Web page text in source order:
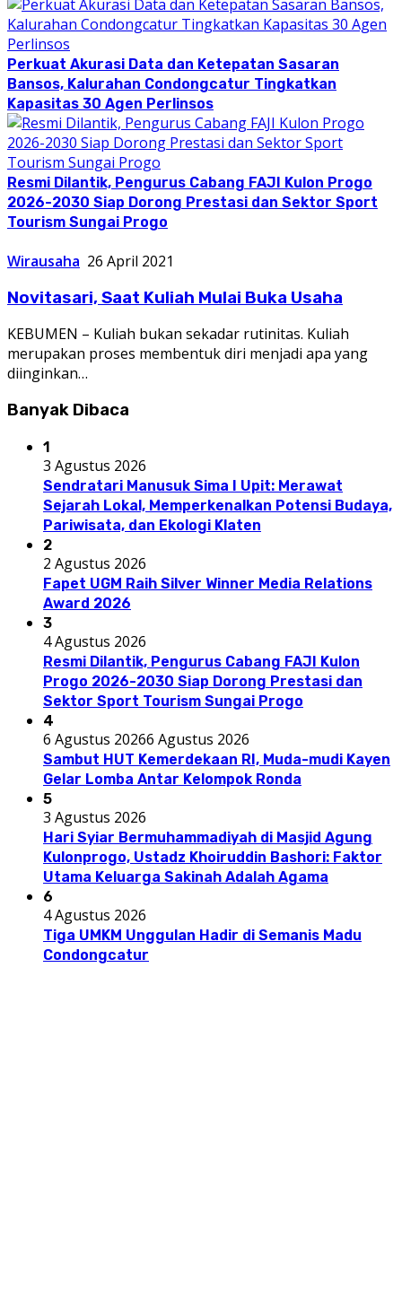
Perkuat Akurasi Data dan Ketepatan Sasaran
Bansos, Kalurahan Condongcatur Tingkatkan
Kapasitas 30 Agen Perlinsos
Resmi Dilantik, Pengurus Cabang FAJI Kulon Progo
2026-2030 Siap Dorong Prestasi dan Sektor Sport
Tourism Sungai Progo
Wirausaha 26 April 2021
Novitasari, Saat Kuliah Mulai Buka Usaha
KEBUMEN – Kuliah bukan sekadar rutinitas. Kuliah
merupakan proses membentuk diri menjadi apa yang
diinginkan…
Banyak Dibaca
1
3 Agustus 2026
Sendratari Manusuk Sima I Upit: Merawat
Sejarah Lokal, Memperkenalkan Potensi Budaya,
Pariwisata, dan Ekologi Klaten
2
2 Agustus 2026
Fapet UGM Raih Silver Winner Media Relations
Award 2026
3
4 Agustus 2026
Resmi Dilantik, Pengurus Cabang FAJI Kulon
Progo 2026-2030 Siap Dorong Prestasi dan
Sektor Sport Tourism Sungai Progo
4
6 Agustus 20266 Agustus 2026
Sambut HUT Kemerdekaan RI, Muda-mudi Kayen
Gelar Lomba Antar Kelompok Ronda
5
3 Agustus 2026
Hari Syiar Bermuhammadiyah di Masjid Agung
Kulonprogo, Ustadz Khoiruddin Bashori: Faktor
Utama Keluarga Sakinah Adalah Agama
6
4 Agustus 2026
Tiga UMKM Unggulan Hadir di Semanis Madu
Condongcatur